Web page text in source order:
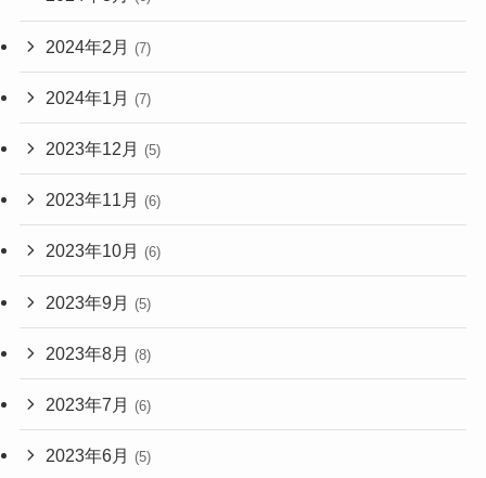
2024年2月 (7)
2024年1月 (7)
2023年12月 (5)
2023年11月 (6)
2023年10月 (6)
2023年9月 (5)
2023年8月 (8)
2023年7月 (6)
2023年6月 (5)